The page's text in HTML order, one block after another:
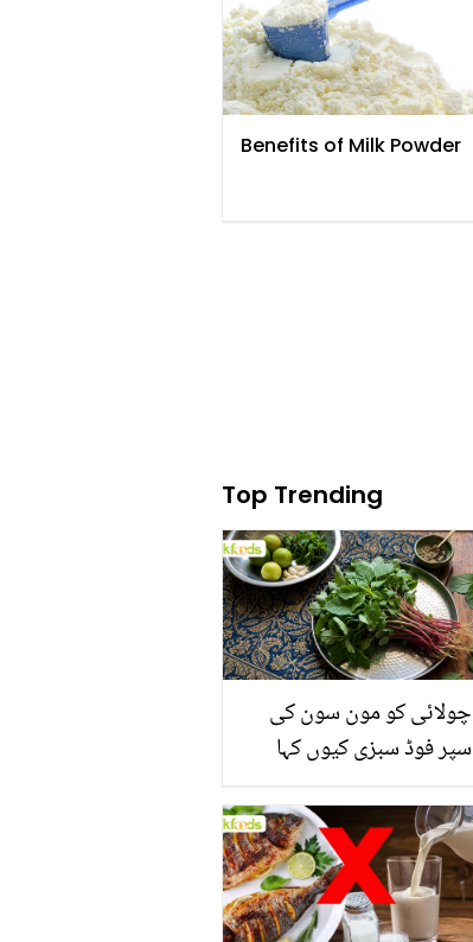
Benefits of Milk Powder
Top Trending
چولائی کو مون سون کی
سپر فوڈ سبزی کیوں کہا
منرلز اور اینٹی آکسیڈنٹس
سے بھرپور اس سبزی کے
فائدے